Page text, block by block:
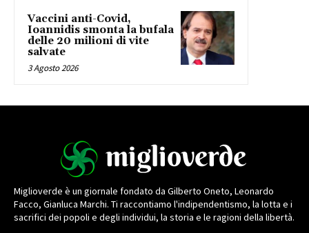
Vaccini anti-Covid,
Ioannidis smonta la bufala
delle 20 milioni di vite
salvate
3 Agosto 2026
Miglioverde è un giornale fondato da Gilberto Oneto, Leonardo
Facco, Gianluca Marchi. Ti raccontiamo l'indipendentismo, la lotta e i
sacrifici dei popoli e degli individui, la storia e le ragioni della libertà.